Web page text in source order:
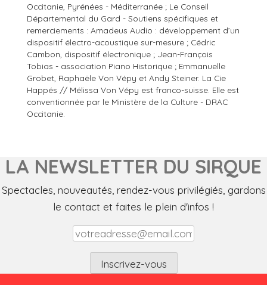
Occitanie, Pyrénées - Méditerranée ; Le Conseil
Départemental du Gard - Soutiens spécifiques et
remerciements : Amadeus Audio : développement d’un
dispositif électro-acoustique sur-mesure ; Cédric
Cambon, dispositif électronique ; Jean-François
Tobias - association Piano Historique ; Emmanuelle
Grobet, Raphaële Von Vépy et Andy Steiner. La Cie
Happés // Mélissa Von Vépy est franco-suisse. Elle est
conventionnée par le Ministère de la Culture - DRAC
Occitanie.
LA NEWSLETTER DU SIRQUE
Spectacles, nouveautés, rendez-vous privilégiés, gardons
le contact et faites le plein d'infos !